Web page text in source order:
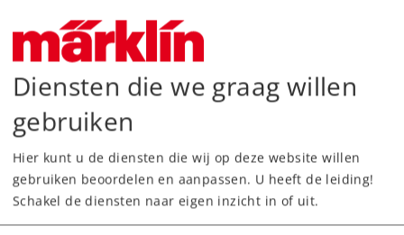
Dealer zoeken
Downloads
Diensten die we graag willen
gebruiken
Hier kunt u de diensten die wij op deze website willen
gebruiken beoordelen en aanpassen. U heeft de leiding!
Schakel de diensten naar eigen inzicht in of uit.